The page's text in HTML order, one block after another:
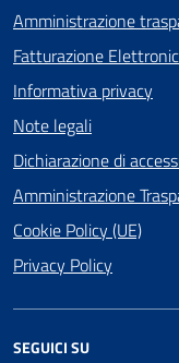
Amministrazione
Fatturazione
Informativa privacy
Note legali
Dichiarazione di
Amministrazione
Cookie Policy (UE)
Privacy Policy
SEGUICI SU